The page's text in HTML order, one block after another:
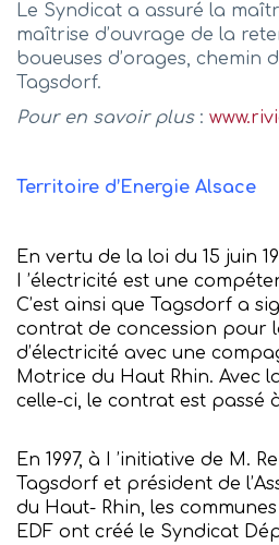
Le Syndicat a assuré la
maîtrise d’ouvrage de la
boueuses d’orages, chemin
Tagsdorf.
Pour en savoir plus:
Territoire d’Energie Alsace
En vertu de la loi du 15 juin
I ’électricité est une
C’est ainsi que Tagsdorf a
contrat de concession pour
d’électricité avec une
Motrice du Haut Rhin. Avec
celle-ci, le contrat est passé à
En 1997, à I ’initiative de M.
Tagsdorf et président de
du Haut- Rhin, les
EDF ont créé le Syndicat